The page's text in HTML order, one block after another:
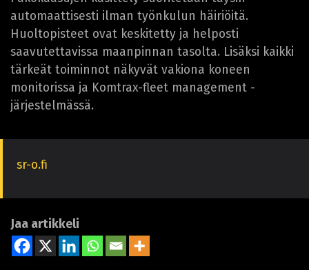
automaattisesti ilman työnkulun häiriöitä.
Huoltopisteet ovat keskitetty ja helposti
saavutettavissa maanpinnan tasolta. Lisäksi kaikki
tärkeät toiminnot näkyvät vakiona koneen
monitorissa ja Komtrax-fleet management -
järjestelmässä.
sr-o.fi
Jaa artikkeli